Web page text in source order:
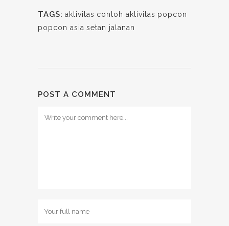
TAGS: aktivitas contoh aktivitas popcon
popcon asia setan jalanan
POST A COMMENT